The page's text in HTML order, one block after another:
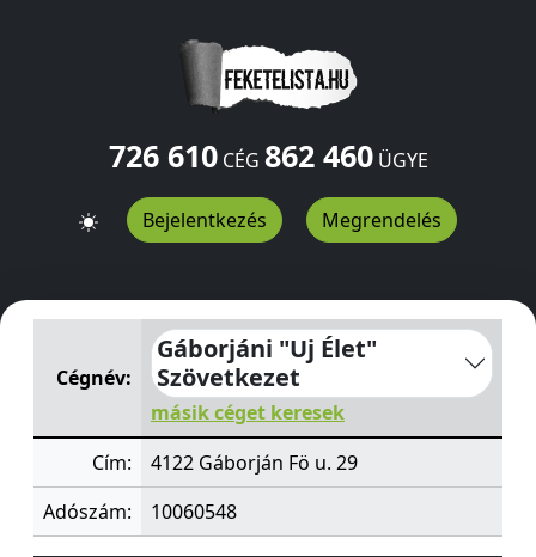
726 610CÉG 862 460ÜGYE
Bejelentkezés Megrendelés
Gáborjáni "Uj Élet" SzövetkezetFö u. 29Gáborján4122
Cégnév:
Gáborjáni "Uj Élet"
Szövetkezet
másik céget keresek
Cím:
4122 Gáborján Fö u. 29
Adószám:
10060548